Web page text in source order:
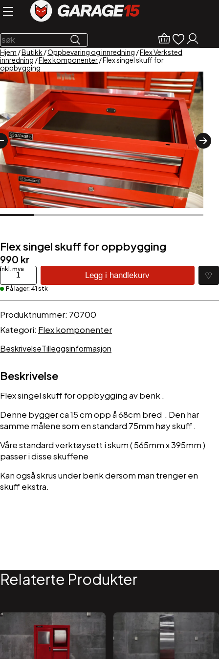
Hjem /Butikk /Oppbevaring og innredning /Flex Verksted
innredning /Flex komponenter/ Flex singel skuff for
oppbygging
Flex singel skuff for oppbygging
990 kr
Flex
singel
skuff
for
oppbygging
Legg i handlekurv ♡
På lager: 41 stk
Produktnummer: 70700
Kategori: Flex komponenter
BeskrivelseTilleggsinformasjon
Beskrivelse
Flex singel skuff for oppbygging av benk .
Denne bygger ca 15 cm opp å 68cm bred . Den har
samme målene som en standard 75mm høy skuff .
Våre standard verktøysett i skum ( 565mm x 395mm )
passer i disse skuffene
Kan også skrus under benk dersom man trenger en
skuff ekstra.
Relaterte Produkter